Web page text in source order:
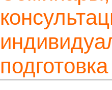
подготовка